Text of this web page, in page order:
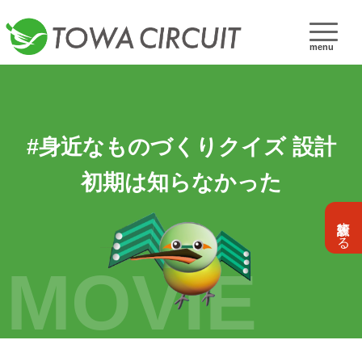
menu
設計依頼する
#身近なものづくりクイズ 設計
初期は知らなかった
MOVIE